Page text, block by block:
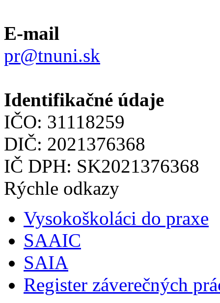
E-mail
pr@tnuni.sk
Identifikačné údaje
IČO: 31118259
DIČ: 2021376368
IČ DPH: SK2021376368
Rýchle odkazy
Vysokoškoláci do praxe
SAAIC
SAIA
Register záverečných